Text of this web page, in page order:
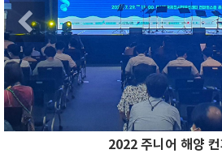
Previous
2022 주니어 해양